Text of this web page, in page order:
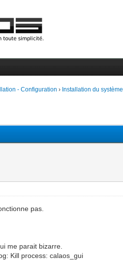
- Configuration › Installation du système
pas.
me parait bizarre.
Kill process: calaos_gui